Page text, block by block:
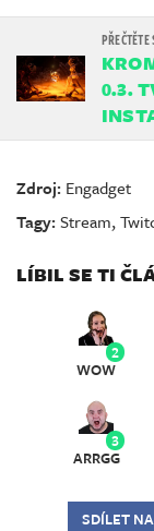
0.3.
Zdroj: Engadget
Tagy:Stream,
LÍBIL SE TI
2
WOW
3
ARRGG
SDÍLET